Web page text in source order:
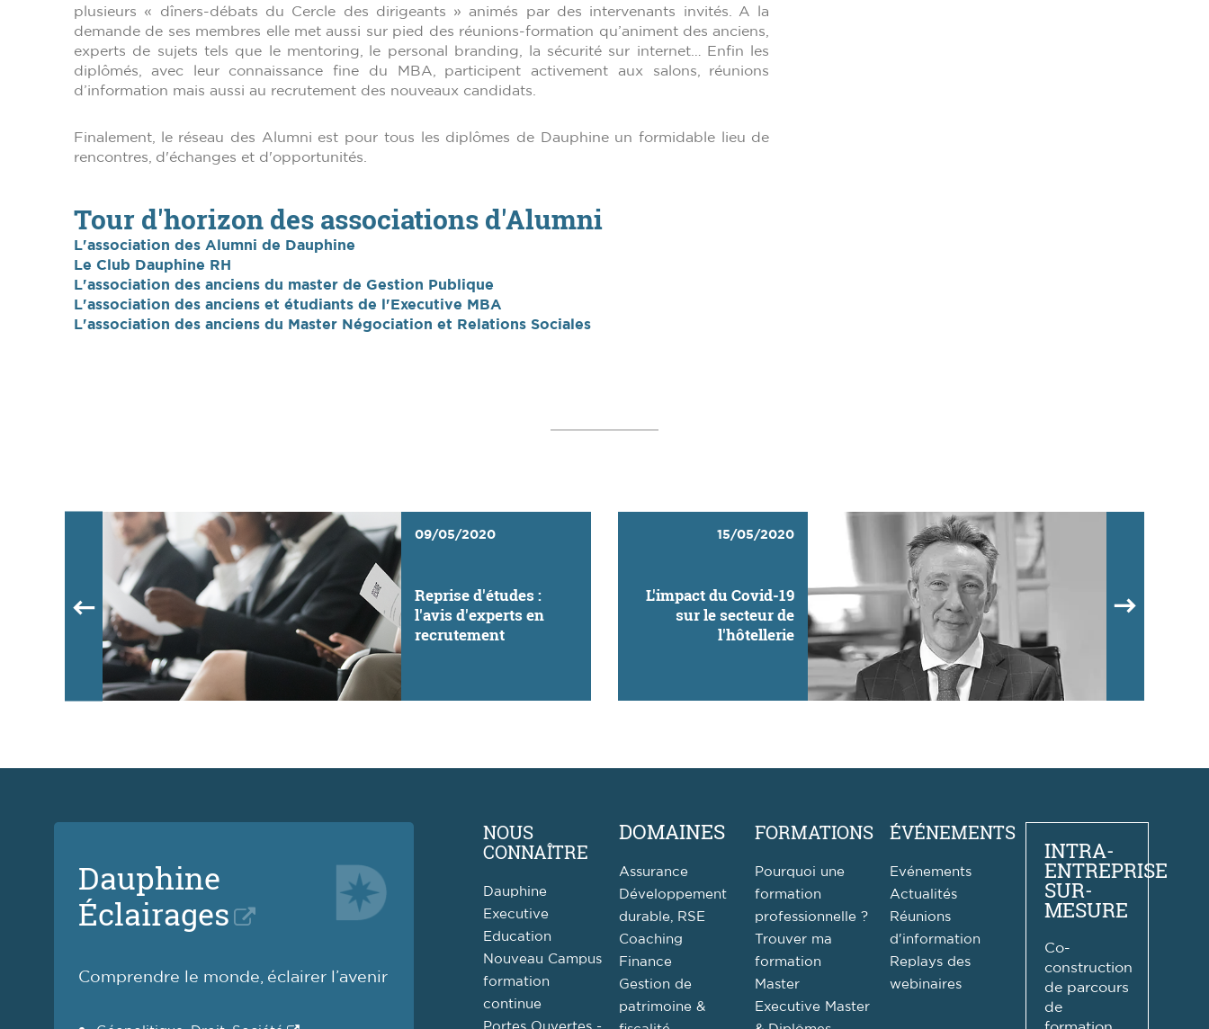
plusieurs « dîners-débats du Cercle des dirigeants » animés par des intervenants invités. A la
demande de ses membres elle met aussi sur pied des réunions-formation qu’animent des anciens,
experts de sujets tels que le mentoring, le personal branding, la sécurité sur internet… Enfin les
diplômés, avec leur connaissance fine du MBA, participent activement aux salons, réunions
d’information mais aussi au recrutement des nouveaux candidats.
Finalement, le réseau des Alumni est pour tous les diplômes de Dauphine un formidable lieu de
rencontres, d'échanges et d'opportunités.
Tour d'horizon des associations d'Alumni
L'association des Alumni de Dauphine
Le Club Dauphine RH
L'association des anciens du master de Gestion Publique
L'association des anciens et étudiants de l'Executive MBA
L'association des anciens du Master Négociation et Relations Sociales
09/05/2020
Reprise d'études :
l'avis d'experts en
recrutement
15/05/2020
L'impact du Covid-19
sur le secteur de
l'hôtellerie
Dauphine
Éclairages
Comprendre le monde, éclairer l’avenir
NOUS
CONNAÎTRE
Dauphine
Executive
Education
Nouveau Campus
formation
continue
DOMAINES
Assurance
Développement
durable, RSE
Coaching
Finance
Gestion de
patrimoine &
FORMATIONS
Pourquoi une
formation
professionnelle ?
Trouver ma
formation
Master
Executive Master
ÉVÉNEMENTS
Evénements
Actualités
Réunions
d'information
Replays des
webinaires
INTRA-
ENTREPRISE
SUR-
MESURE
Co-
construction
de parcours
de